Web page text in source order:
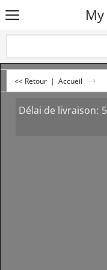
<< Retour | Accueil
Délai de livraison: